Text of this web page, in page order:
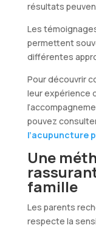
résultats
Les
permettent
différentes
Pour découvrir
leur expérience
pouvez
l’acupuncture
Une
famille
Les parents
respecte la